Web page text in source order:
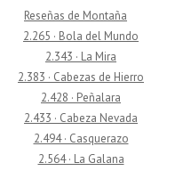
Reseñas de Montaña
2.265 · Bola del Mundo
2.343 · La Mira
2.383 · Cabezas de Hierro
2.428 · Peñalara
2.433 · Cabeza Nevada
2.494 · Casquerazo
2.564 · La Galana